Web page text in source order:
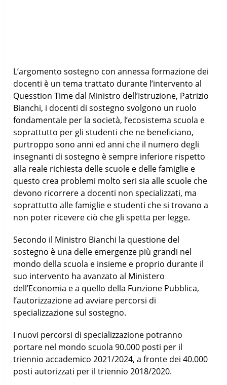
L’argomento sostegno con annessa formazione dei
docenti è un tema trattato durante l’intervento al
Quesstion Time dal Ministro dell’Istruzione, Patrizio
Bianchi, i docenti di sostegno svolgono un ruolo
fondamentale per la società, l’ecosistema scuola e
soprattutto per gli studenti che ne beneficiano,
purtroppo sono anni ed anni che il numero degli
insegnanti di sostegno è sempre inferiore rispetto
alla reale richiesta delle scuole e delle famiglie e
questo crea problemi molto seri sia alle scuole che
devono ricorrere a docenti non specializzati, ma
soprattutto alle famiglie e studenti che si trovano a
non poter ricevere ciò che gli spetta per legge.
Secondo il Ministro Bianchi la questione del
sostegno è una delle emergenze più grandi nel
mondo della scuola e insieme e proprio durante il
suo intervento ha avanzato al Ministero
dell’Economia e a quello della Funzione Pubblica,
l’autorizzazione ad avviare percorsi di
specializzazione sul sostegno.
I nuovi percorsi di specializzazione potranno
portare nel mondo scuola 90.000 posti per il
triennio accademico 2021/2024, a fronte dei 40.000
posti autorizzati per il triennio 2018/2020.